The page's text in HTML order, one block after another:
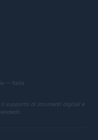
— Italia
il supporto di strumenti digitali e